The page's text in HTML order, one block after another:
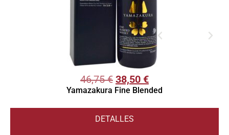
46,75€ 38,50 €
Yamazakura Fine Blended
DETALLES